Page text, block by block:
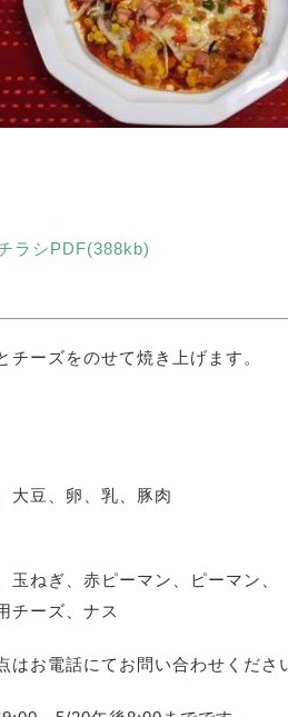
ラシPDF(388kb)
ーズをのせて焼き上げます。
大豆、卵、乳、豚肉
ねぎ、赤ピーマン、ピーマン、
チーズ、ナス
お電話にてお問い合わせくださ